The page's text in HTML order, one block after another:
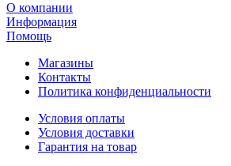
О компании
Информация
Помощь
Магазины
Контакты
Политика конфиденциальности
Условия оплаты
Условия доставки
Гарантия на товар